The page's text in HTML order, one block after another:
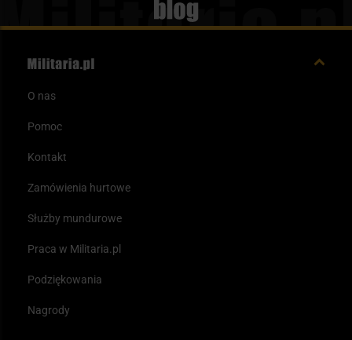
Blog
O nas
Pomoc
Kontakt
Zamówienia hurtowe
Służby mundurowe
Praca w Militaria.pl
Podziękowania
Nagrody